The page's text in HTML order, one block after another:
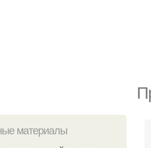
материалы